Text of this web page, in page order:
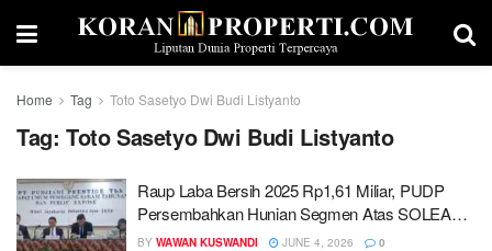
Home Tag Toto Sasetyo Dwi Budi Listyanto
Tag: Toto Sasetyo Dwi Budi Listyanto
Raup Laba Bersih 2025 Rp1,61 Miliar, PUDP
Persembahkan Hunian Segmen Atas SOLEA
Lebak Bulus
BY WAWAN KUSWANDI JUNE 4, 2026 0